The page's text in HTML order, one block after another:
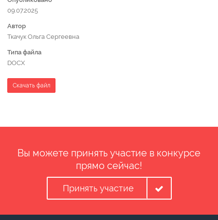
09.07.2025
Автор
Ткачук Ольга Сергеевна
Типа файла
DOCX
Скачать файл
Вы можете принять участие в конкурсе
прямо сейчас!
Принять участие